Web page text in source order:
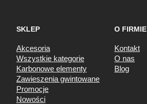
SKLEP
Akcesoria
Wszystkie kategorie
Karbonowe elementy
Zawieszenia gwintowane
Promocje
Nowości
O FIRMIE
Kontakt
O nas
Blog